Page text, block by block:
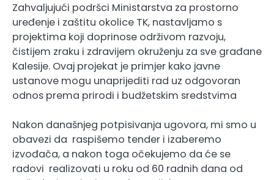
Zahvaljujući podršci Ministarstva za prostorno
uređenje i zaštitu okolice TK, nastavljamo s
projektima koji doprinose održivom razvoju,
čistijem zraku i zdravijem okruženju za sve građane
Kalesije. Ovaj projekat je primjer kako javne
ustanove mogu unaprijediti rad uz odgovoran
odnos prema prirodi i budžetskim sredstvima
Nakon današnjeg potpisivanja ugovora, mi smo u
obavezi da raspišemo tender i izaberemo
izvođača, a nakon toga očekujemo da će se
radovi realizovati u roku od 60 radnih dana od